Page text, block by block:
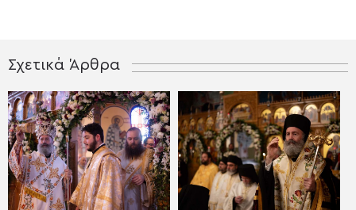
Σχετικά Άρθρα